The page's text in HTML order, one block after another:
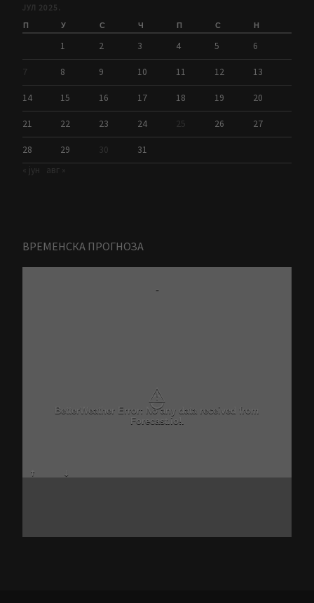
ЈУЛ 2025.
П У С Ч П С Н
1 2 3 4 5 6
7 8 9 10 11 12 13
14 15 16 17 18 19 20
21 22 23 24 25 26 27
28 29 30
31
« јун
авг »
ВРЕМЕНСКА ПРОГНОЗА
-
⚠
BetterWeather Error: No any data received from
Forecast.io!.